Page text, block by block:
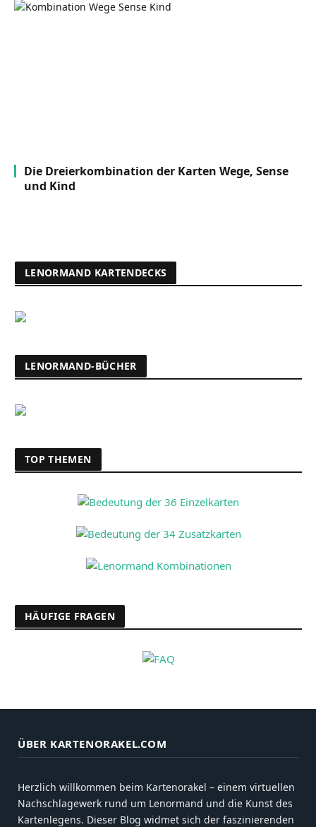
Die Dreierkombination der Karten Wege, Sense
und Kind
LENORMAND KARTENDECKS
LENORMAND-BÜCHER
TOP THEMEN
HÄUFIGE FRAGEN
ÜBER KARTENORAKEL.COM
Herzlich willkommen beim Kartenorakel – einem virtuellen
Nachschlagewerk rund um Lenormand und die Kunst des
Kartenlegens. Dieser Blog widmet sich der faszinierenden